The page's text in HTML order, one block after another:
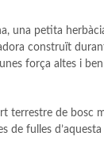
una petita
construït
força altes i
terrestre de bosc
de fulles